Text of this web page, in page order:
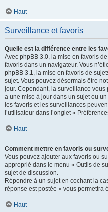
Haut
Surveillance et favoris
Quelle est la différence entre les
Avec phpBB 3.0, la mise en favoris
favoris dans un navigateur. Vous
phpBB 3.1, la mise en favoris de
sujet. Vous pouvez désormais être
jour. Cependant, la surveillance vous
a une mise à jour dans un sujet ou
les favoris et les surveillances
l’utilisateur dans l’onglet «
Haut
Comment mettre en favoris ou
Vous pouvez ajouter aux favoris ou
approprié dans le menu « Outils de
sujet de discussion.
Répondre à un sujet en cochant la
réponse est postée » vous permettra
Haut